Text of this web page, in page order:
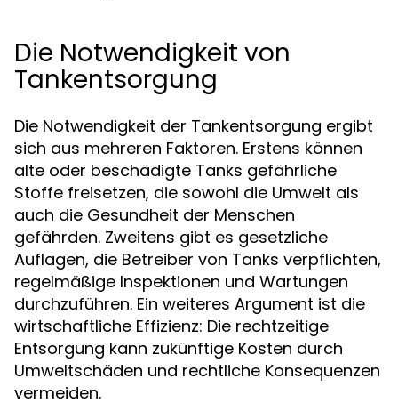
Die Notwendigkeit von
Tankentsorgung
Die Notwendigkeit der Tankentsorgung ergibt
sich aus mehreren Faktoren. Erstens können
alte oder beschädigte Tanks gefährliche
Stoffe freisetzen, die sowohl die Umwelt als
auch die Gesundheit der Menschen
gefährden. Zweitens gibt es gesetzliche
Auflagen, die Betreiber von Tanks verpflichten,
regelmäßige Inspektionen und Wartungen
durchzuführen. Ein weiteres Argument ist die
wirtschaftliche Effizienz: Die rechtzeitige
Entsorgung kann zukünftige Kosten durch
Umweltschäden und rechtliche Konsequenzen
vermeiden.